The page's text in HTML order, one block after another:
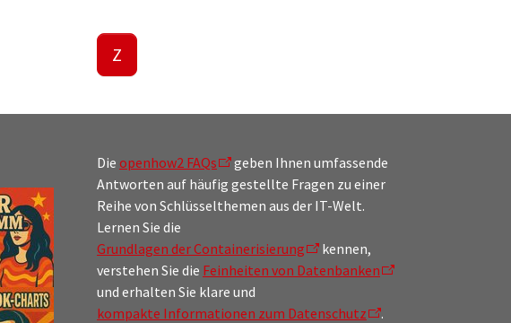
Z
Die openhow2 FAQs
geben Ihnen umfassende
Antworten auf häufig gestellte Fragen zu einer
Reihe von Schlüsselthemen aus der IT-Welt.
Lernen Sie die
Grundlagen der Containerisierung
kennen,
verstehen Sie die Feinheiten von Datenbanken
und erhalten Sie klare und
kompakte Informationen zum Datenschutz
.